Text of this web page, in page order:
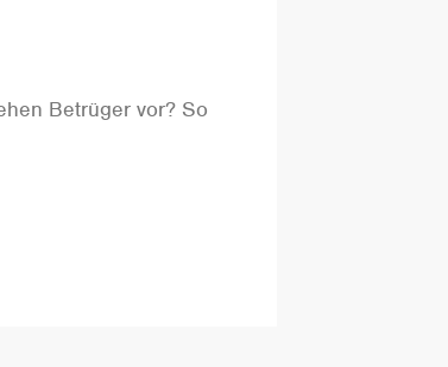
Betrüger vor? So